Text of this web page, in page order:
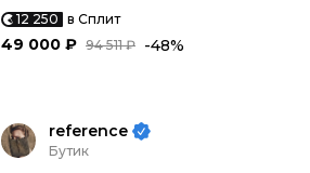
12 250 в Сплит
94 511 ₽
49 000 ₽ -48%
reference
Бутик